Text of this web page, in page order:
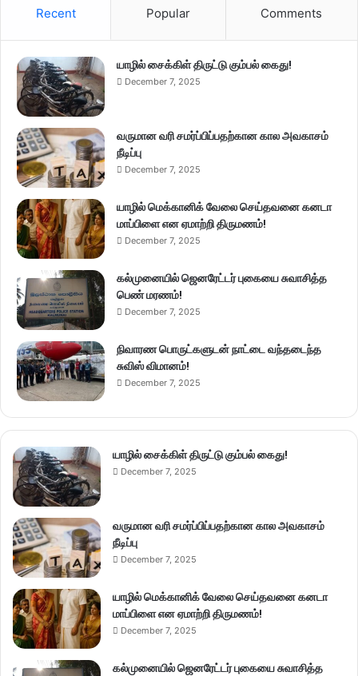
Recent Popular Comments
யாழில் சைக்கிள் திருட்டு கும்பல் கைது!
December 7, 2025
வருமான வரி சமர்ப்பிப்பதற்கான கால அவகாசம்
நீடிப்பு
December 7, 2025
யாழில் மெக்கானிக் வேலை செய்தவனை கனடா
மாப்பிளை என ஏமாற்றி திருமணம்!
December 7, 2025
கல்முனையில் ஜெனரேட்டர் புகையை சுவாசித்த
பெண் மரணம்!
December 7, 2025
நிவாரண பொருட்களுடன் நாட்டை வந்தடைந்த
சுவிஸ் விமானம்!
December 7, 2025
யாழில் சைக்கிள் திருட்டு கும்பல் கைது!
December 7, 2025
வருமான வரி சமர்ப்பிப்பதற்கான கால அவகாசம்
நீடிப்பு
December 7, 2025
யாழில் மெக்கானிக் வேலை செய்தவனை கனடா
மாப்பிளை என ஏமாற்றி திருமணம்!
December 7, 2025
கல்முனையில் ஜெனரேட்டர் புகையை சுவாசித்த